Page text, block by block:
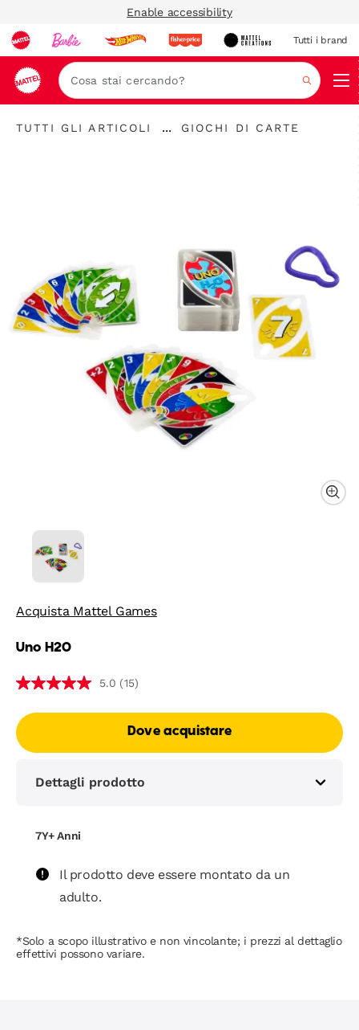
Enable accessibility
Tutti i brand
Cerca
TUTTI GLI ARTICOLI
...
GIOCHI DI CARTE
Acquista Mattel Games
Uno H2O
5.0 (15)
Dove acquistare
Dettagli prodotto
7Y+ Anni
Il prodotto deve essere montato da un
adulto.
*Solo a scopo illustrativo e non vincolante; i prezzi al dettaglio
effettivi possono variare.